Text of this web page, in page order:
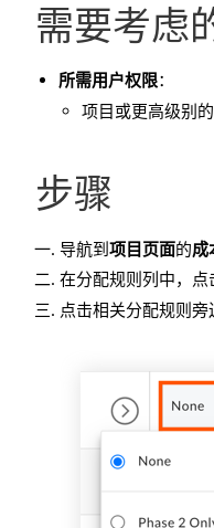
需要考虑
所需用户权限：
项目或更高级别的
步骤
导航到项目页面的成
在分配规则列中，点
点击相关分配规则旁